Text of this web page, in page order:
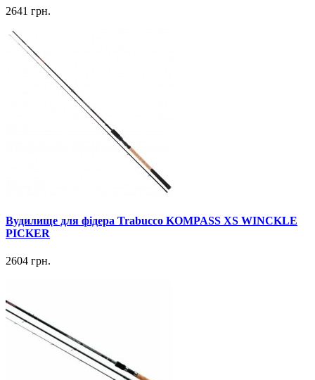
2641 грн.
Вудилище для фідера Trabucco KOMPASS XS WINCKLE
PICKER
2604 грн.